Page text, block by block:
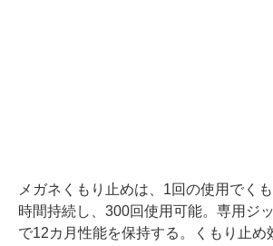
メガネくもり止めは、1回の使用でく
時間持続し、300回使用可能。専用ジ
で12カ月性能を保持する。くもり止め